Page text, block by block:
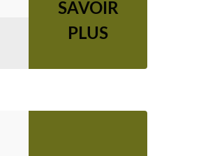
SAVOIR
PLUS